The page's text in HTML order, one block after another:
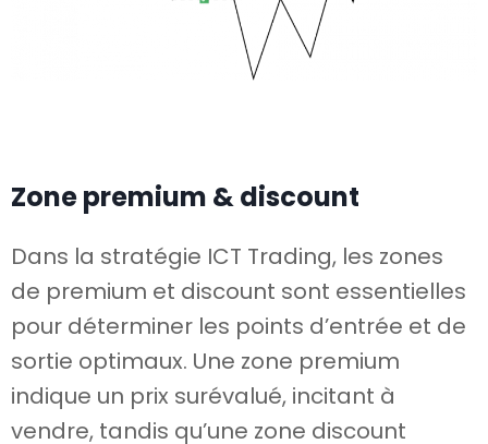
Zone premium & discount
Dans la stratégie ICT Trading, les zones
de premium et discount sont essentielles
pour déterminer les points d’entrée et de
sortie optimaux. Une zone premium
indique un prix surévalué, incitant à
vendre, tandis qu’une zone discount